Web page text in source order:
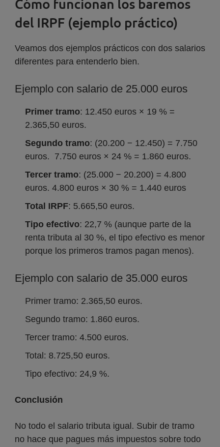
Cómo funcionan los baremos
del IRPF (ejemplo práctico)
Veamos dos ejemplos prácticos con dos salarios
diferentes para entenderlo bien.
Ejemplo con salario de 25.000 euros
Primer tramo: 12.450 euros × 19 % =
2.365,50 euros.
Segundo tramo: (20.200 − 12.450) = 7.750
euros. 7.750 euros × 24 % = 1.860 euros.
Tercer tramo: (25.000 − 20.200) = 4.800
euros. 4.800 euros × 30 % = 1.440 euros
Total IRPF: 5.665,50 euros.
Tipo efectivo: 22,7 % (aunque parte de la
renta tributa al 30 %, el tipo efectivo es menor
porque los primeros tramos pagan menos).
Ejemplo con salario de 35.000 euros
Primer tramo: 2.365,50 euros.
Segundo tramo: 1.860 euros.
Tercer tramo: 4.500 euros.
Total: 8.725,50 euros.
Tipo efectivo: 24,9 %.
Conclusión
No todo el salario tributa igual. Subir de tramo
no hace que pagues más impuestos sobre todo